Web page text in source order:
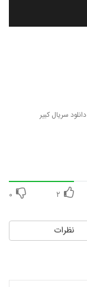
دانلود سریال کبیر
۲ ۰
نظرات